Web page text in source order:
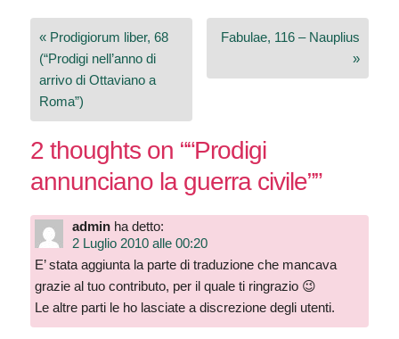
Navigazione
articoli
« Prodigiorum liber, 68
(“Prodigi nell’anno di
arrivo di Ottaviano a
Roma”)
Fabulae, 116 – Nauplius
»
2 thoughts on ““Prodigi
annunciano la guerra civile””
admin ha detto:
2 Luglio 2010 alle 00:20
E’ stata aggiunta la parte di traduzione che mancava
grazie al tuo contributo, per il quale ti ringrazio 😉
Le altre parti le ho lasciate a discrezione degli utenti.